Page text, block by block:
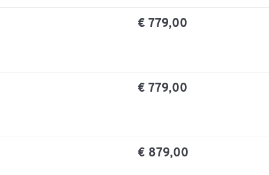
€ 779,00
€ 779,00
€ 879,00